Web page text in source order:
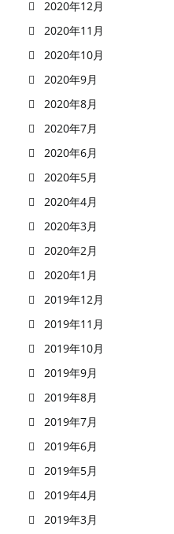
2020年12月
2020年11月
2020年10月
2020年9月
2020年8月
2020年7月
2020年6月
2020年5月
2020年4月
2020年3月
2020年2月
2020年1月
2019年12月
2019年11月
2019年10月
2019年9月
2019年8月
2019年7月
2019年6月
2019年5月
2019年4月
2019年3月